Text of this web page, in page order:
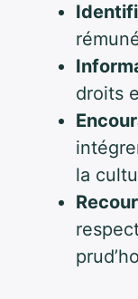
droits
la